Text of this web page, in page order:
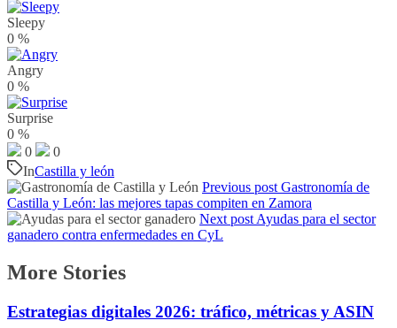
Sleepy
0 %
Angry
0 %
Surprise
0 %
0
0
InCastilla y león
Previous post Gastronomía de
Castilla y León: las mejores tapas compiten en Zamora
Next postAyudas para el sector
ganadero contra enfermedades en CyL
More Stories
Estrategias digitales 2026: tráfico, métricas y ASIN